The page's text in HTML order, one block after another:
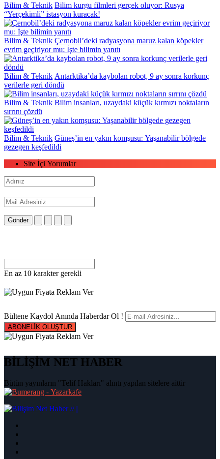
Bilim & Teknik Bilim kurgu filmleri gerçek oluyor: Rusya
“Yerçekimli” istasyon kuracak!
Bilim & Teknik Çernobil’deki radyasyona maruz kalan köpekler
evrim geçiriyor mu: İşte bilimin yanıtı
Bilim & Teknik Antarktika’da kaybolan robot, 9 ay sonra korkunç
verilerle geri döndü
Bilim & Teknik Bilim insanları, uzaydaki küçük kırmızı noktaların
sırrını çözdü
Bilim & Teknik Güneş’in en yakın komşusu: Yaşanabilir bölgede
gezegen keşfedildi
Site İçi Yorumlar
Gönder
En az 10 karakter gerekli
Bültene Kaydol Anında Haberdar Ol !
ABONELİK OLUŞTUR
BİLİŞİM NET HABER
Bütün yayınların "Telif Hakları" alıntı yapılan sitelere aittir
|